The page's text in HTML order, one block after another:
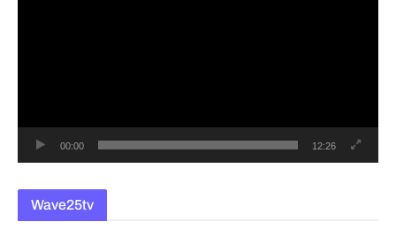
00:00 12:26
Wave25tv